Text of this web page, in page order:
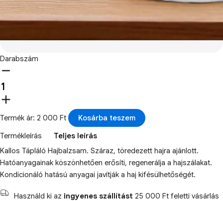
Darabszám
Termék ár: 2 000 Ft
Kosárba teszem
Termékleírás
Teljes leírás
Kallos Tápláló Hajbalzsam. Száraz, töredezett hajra ajánlott.
Hatóanyagainak köszönhetően erősíti, regenerálja a hajszálakat.
Kondicionáló hatású anyagai javítják a haj kifésülhetőségét.
Használd ki az ingyenes szállítást 25 000 Ft feletti vásárlás